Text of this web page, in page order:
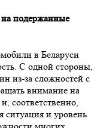
подержанные
в Беларуси
С одной стороны,
из-за сложностей с
внимание на
соответственно,
ситуация и уровень